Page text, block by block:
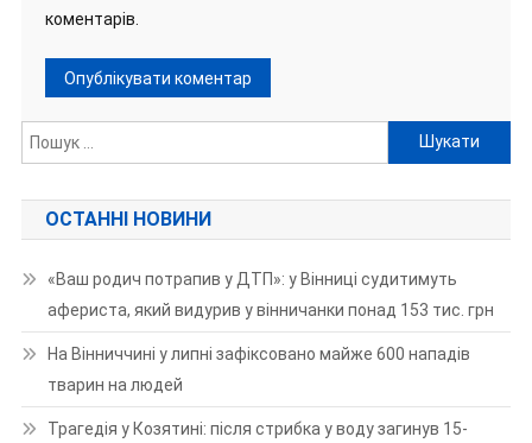
коментарів.
Пошук:
ОСТАННІ НОВИНИ
«Ваш родич потрапив у ДТП»: у Вінниці судитимуть
афериста, який видурив у вінничанки понад 153 тис. грн
На Вінниччині у липні зафіксовано майже 600 нападів
тварин на людей
Трагедія у Козятині: після стрибка у воду загинув 15-